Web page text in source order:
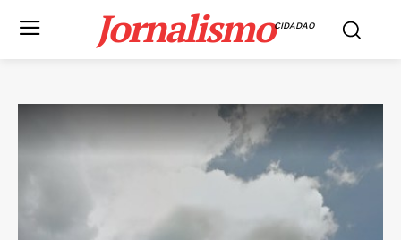
JornalismoCIDADAO